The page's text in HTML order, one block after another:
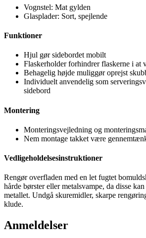
Vognstel: Mat gylden
Glasplader: Sort, spejlende
Funktioner
Hjul gør sidebordet mobilt
Flaskerholder forhindrer flaskerne i at
Behagelig højde muliggør oprejst
Individuelt anvendelig som
sidebord
Montering
Monteringsvejledning og
Nem montage takket være
Vedligeholdelsesinstruktioner
Rengør overfladen med en let fugtet
hårde børster eller metalsvampe, da disse
metallet. Undgå skuremidler, skarpe
klude.
Anmeldelser